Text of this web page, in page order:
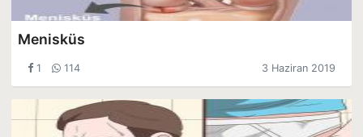
Menisküs
1 114 3 Haziran 2019